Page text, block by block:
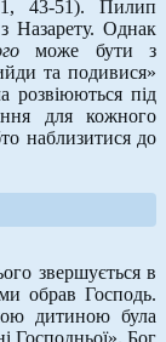
43-51). Пилип
Назарету. Однак
може бути з
та подивися»
розвіюються під
для кожного
наблизитися до
звершується в
обрав Господь.
дитиною була
Господньої». Бог